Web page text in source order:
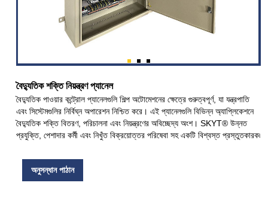
বৈদ্যুতিক শক্তি নিয়ন্ত্রণ প্যানেল
বৈদ্যুতিক পাওয়ার কন্ট্রোল প্যানেলগুলি শিল্প অটোমেশনের ক্ষেত্রে গুরুত্বপূর্ণ, যা যন্ত্রপাতি
এবং সিস্টেমগুলির নির্বিঘ্ন অপারেশন নিশ্চিত করে। এই প্যানেলগুলি বিভিন্ন অ্যাপ্লিকেশনে
বৈদ্যুতিক শক্তি বিতরণ, পরিচালনা এবং নিয়ন্ত্রণের অবিচ্ছেদ্য অংশ। SKYT® উন্নত
প্রযুক্তি, পেশাদার কর্মী এবং নিখুঁত বিক্রয়োত্তর পরিষেবা সহ একটি বিশ্বস্ত প্রস্তুতকারক৷
অনুসন্ধান পাঠান